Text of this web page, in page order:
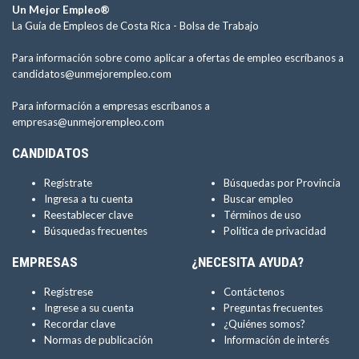
Un Mejor Empleo®
La Guía de Empleos de Costa Rica - Bolsa de Trabajo
Para información sobre como aplicar a ofertas de empleo escríbanos a
candidatos@unmejorempleo.com
Para información a empresas escríbanos a
empresas@unmejorempleo.com
CANDIDATOS
Regístrate
Ingresa a tu cuenta
Reestablecer clave
Búsquedas frecuentes
Búsquedas por Provincia
Buscar empleo
Términos de uso
Política de privacidad
EMPRESAS
Regístrese
Ingrese a su cuenta
Recordar clave
Normas de publicación
¿NECESITA AYUDA?
Contáctenos
Preguntas frecuentes
¿Quiénes somos?
Información de interés